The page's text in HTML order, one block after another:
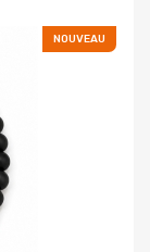
NOUVEAU